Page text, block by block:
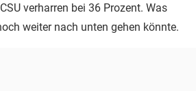
verharren bei 36 Prozent. Was
weiter nach unten gehen könnte.